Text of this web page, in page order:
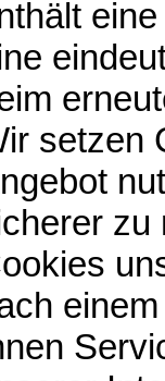
setzen
zu